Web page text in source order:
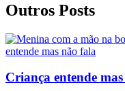
Outros Posts
Criança entende